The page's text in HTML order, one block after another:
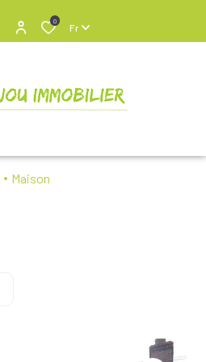
0
Fr
Maison